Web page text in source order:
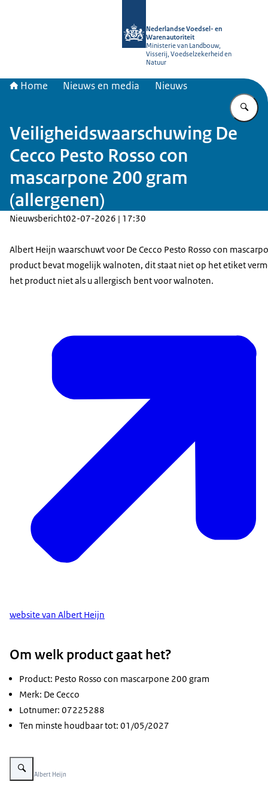
Nederlandse Voedsel- en
Warenautoriteit
Ministerie van Landbouw,
Visserij, Voedselzekerheid en
Natuur
Home Nieuws en media Nieuws
Veiligheidswaarschuwing De
Cecco Pesto Rosso con
mascarpone 200 gram
(allergenen)
Nieuwsbericht02-07-2026 | 17:30
Albert Heijn waarschuwt voor De Cecco Pesto Rosso con
product bevat mogelijk walnoten, dit staat niet op het etiket
het product niet als u allergisch bent voor walnoten.
website van Albert Heijn
Om welk product gaat het?
Product: Pesto Rosso con mascarpone 200 gram
Merk: De Cecco
Lotnumer: 07225288
Ten minste houdbaar tot: 01/05/2027
Vergroot afbeelding De Cecco Pesto Rosso
Beeld: © Albert Heijn